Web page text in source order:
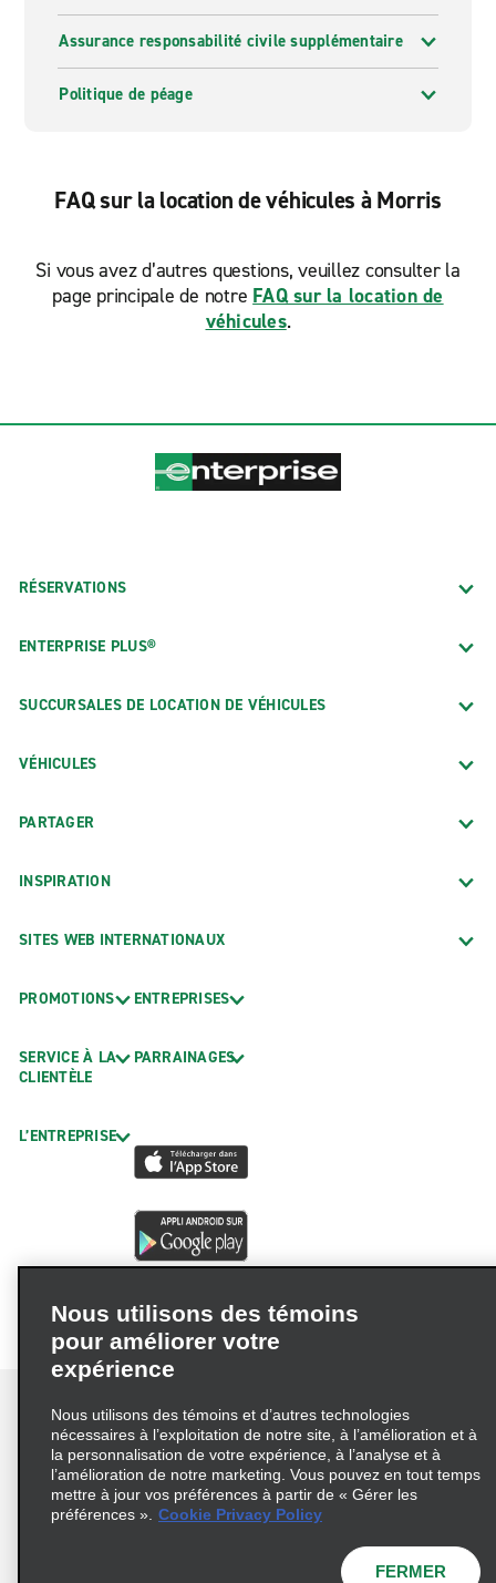
Assurance responsabilité civile supplémentaire
Politique de péage
FAQ sur la location de véhicules à Morris
Si vous avez d’autres questions, veuillez consulter la
page principale de notre FAQ sur la location de
véhicules.
RÉSERVATIONS
ENTERPRISE PLUS®
SUCCURSALES DE LOCATION DE VÉHICULES
VÉHICULES
PARTAGER
INSPIRATION
SITES WEB INTERNATIONAUX
PROMOTIONS
SERVICE À LA
CLIENTÈLE
L’ENTREPRISE
ENTREPRISES
PARRAINAGES
Conditions d’utilisation
Politique de confidentialité
Politique sur les fichiers témoins
Nous utilisons des témoins
pour améliorer votre
expérience
Nous utilisons des témoins et d’autres technologies
nécessaires à l’exploitation de notre site, à l’amélioration et à
la personnalisation de votre expérience, à l’analyse et à
l’amélioration de notre marketing. Vous pouvez en tout temps
mettre à jour vos préférences à partir de « Gérer les
préférences ». Cookie Privacy Policy
FERMER